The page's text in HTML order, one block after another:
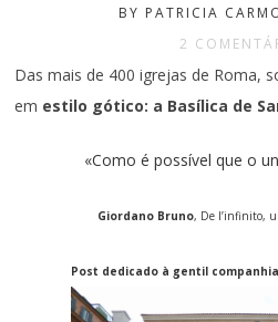
BY PATRICIA
2
Das mais de 400 igrejas de Roma,
em estilo gótico: a Basílica de
«Como é possível que o
Giordano Bruno, De l’infinito,
Post dedicado à gentil